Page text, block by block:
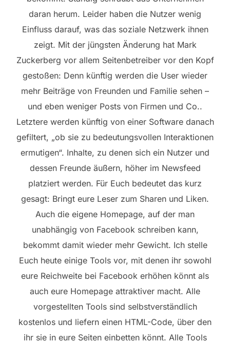
daran herum. Leider haben die Nutzer wenig
Einfluss darauf, was das soziale Netzwerk ihnen
zeigt. Mit der jüngsten Änderung hat Mark
Zuckerberg vor allem Seitenbetreiber vor den Kopf
gestoßen: Denn künftig werden die User wieder
mehr Beiträge von Freunden und Familie sehen –
und eben weniger Posts von Firmen und Co..
Letztere werden künftig von einer Software danach
gefiltert, „ob sie zu bedeutungsvollen Interaktionen
ermutigen“. Inhalte, zu denen sich ein Nutzer und
dessen Freunde äußern, höher im Newsfeed
platziert werden. Für Euch bedeutet das kurz
gesagt: Bringt eure Leser zum Sharen und Liken.
Auch die eigene Homepage, auf der man
unabhängig von Facebook schreiben kann,
bekommt damit wieder mehr Gewicht. Ich stelle
Euch heute einige Tools vor, mit denen ihr sowohl
eure Reichweite bei Facebook erhöhen könnt als
auch eure Homepage attraktiver macht. Alle
vorgestellten Tools sind selbstverständlich
kostenlos und liefern einen HTML-Code, über den
ihr sie in eure Seiten einbetten könnt. Alle Tools